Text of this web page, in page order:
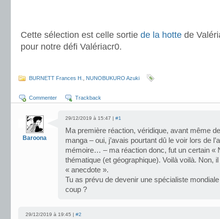
Cette sélection est celle sortie de la hotte de
pour notre défi Valériacr0.
BURNETT Frances H. NUNOBUKURO Azuki
Commenter Trackback
Baroona
29/12/2019 à 15:47 | #1
Ma première réaction, véridique, avant même de
manga – oui, j’avais pourtant dû le voir lors de
mémoire… – ma réaction donc, fut un certain «
thématique (et géographique). Voilà voilà. Non,
« anecdote ».
Tu as prévu de devenir une spécialiste
coup ?
29/12/2019 à 19:45 | #2